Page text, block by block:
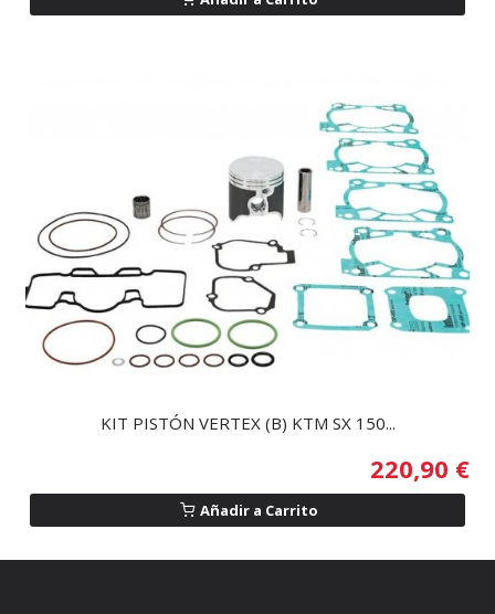
KIT PISTÓN VERTEX (B) KTM SX 150...
220,90 €
Añadir a Carrito